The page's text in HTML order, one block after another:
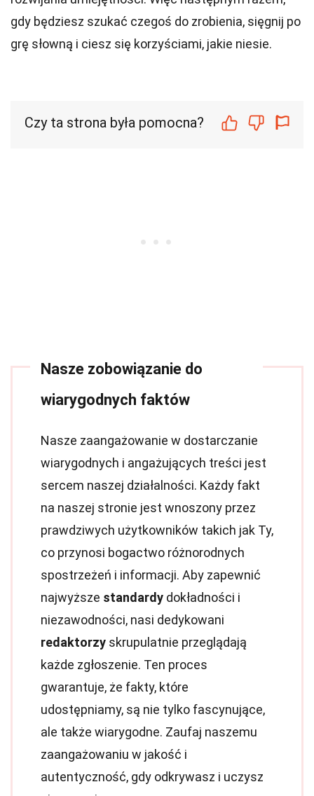
gdy będziesz szukać czegoś do zrobienia, sięgnij po
grę słowną i ciesz się korzyściami, jakie niesie.
Czy ta strona była pomocna?
Nasze zobowiązanie do
wiarygodnych faktów
Nasze zaangażowanie w dostarczanie
wiarygodnych i angażujących treści jest
sercem naszej działalności. Każdy fakt
na naszej stronie jest wnoszony przez
prawdziwych użytkowników takich jak Ty,
co przynosi bogactwo różnorodnych
spostrzeżeń i informacji. Aby zapewnić
najwyższe standardy dokładności i
niezawodności, nasi dedykowani
redaktorzy skrupulatnie przeglądają
każde zgłoszenie. Ten proces
gwarantuje, że fakty, które
udostępniamy, są nie tylko fascynujące,
ale także wiarygodne. Zaufaj naszemu
zaangażowaniu w jakość i
autentyczność, gdy odkrywasz i uczysz